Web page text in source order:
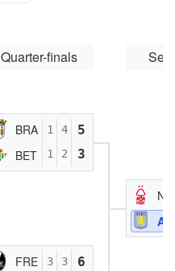
Quarter-finals
BRA
BET
1
1
4
2
5
3
FRE
3
3
6